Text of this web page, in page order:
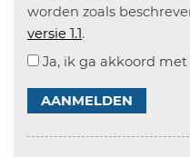
worden zoals
versie 1.1.
Ja, ik ga akkoord
AANMELDEN